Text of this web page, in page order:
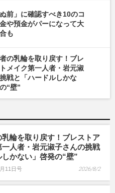
ぬ前」に確認すべき10のコ
や預金がパーになって大
も
の乳輪を取り戻す！ブレ
メイク第一人者・岩元淑
戦と「ハードルしかな
“壁”
輪を取り戻す！ブレストア
一人者・岩元淑子さんの挑戦
しかない」啓発の“壁”
11日号 2026/8/2